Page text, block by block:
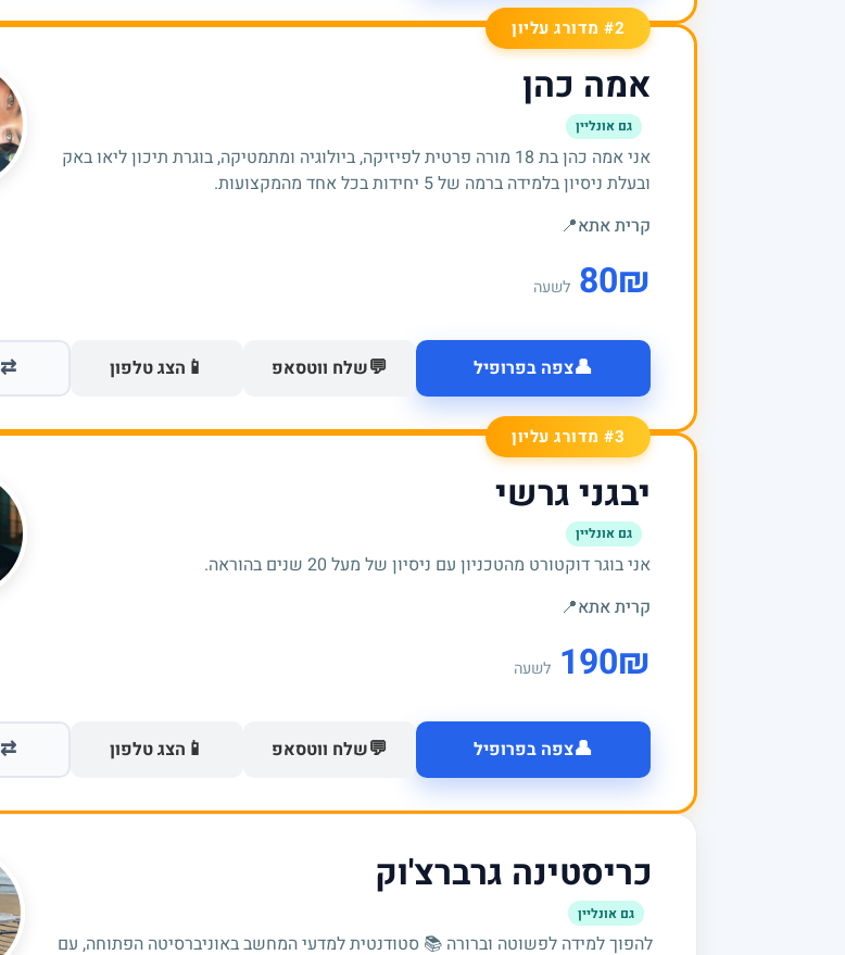
#2 מדורג עליון
אמה כהן
גם אונליין
אני אמה כהן בת 18 מורה פרטית לפיזיקה, ביולוגיה ומתמטיקה, בוגרת תיכון ליאו באק
ובעלת ניסיון בלמידה ברמה של 5 יחידות בכל אחד מהמקצועות.
קרית אתא📍
₪
80 לשעה
👤צפה בפרופיל 💬שלח ווטסאפ 📱 הצג טלפון ⇄
#3 מדורג עליון
יבגני גרשי
גם אונליין
אני בוגר דוקטורט מהטכניון עם ניסיון של מעל 20 שנים בהוראה.
קרית אתא📍
₪
190 לשעה
👤צפה בפרופיל 💬שלח ווטסאפ 📱 הצג טלפון ⇄
כריסטינה גרברצ'וק
גם אונליין
להפוך למידה לפשוטה וברורה 📚 סטודנטית למדעי המחשב באוניברסיטה הפתוחה, עם